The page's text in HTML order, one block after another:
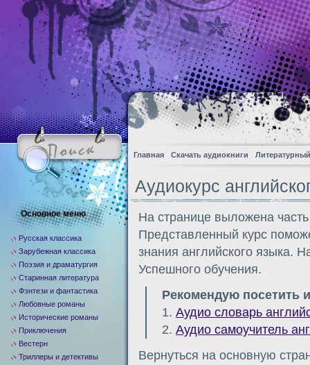
Главная Скачать аудиокниги
Аудиокурс
На странице выложена
Представленный курс
знания английского языка.
Успешного обучения.
Рекомендую посетить
1. Аудио словарь
2. Аудио самоучитель
Вернуться на основную
Основное меню
Русская классика
Зарубежная классика
Поэзия и драматургия
Старинная литература
Фэнтези и фантастика
Любовные романы
Исторические романы
Приключения
Вестерн
Триллеры и детективы